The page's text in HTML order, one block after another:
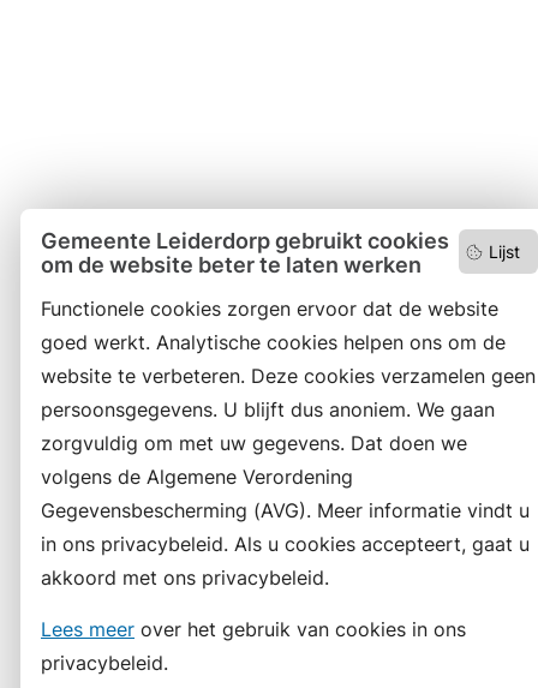
Lijst
Gemeente Leiderdorp gebruikt cookies
om de website beter te laten werken
Functionele cookies zorgen ervoor dat de website
goed werkt. Analytische cookies helpen ons om de
website te verbeteren. Deze cookies verzamelen geen
persoonsgegevens. U blijft dus anoniem. We gaan
zorgvuldig om met uw gegevens. Dat doen we
volgens de Algemene Verordening
Gegevensbescherming (AVG). Meer informatie vindt u
in ons privacybeleid. Als u cookies accepteert, gaat u
akkoord met ons privacybeleid.
Lees meer over het gebruik van cookies in ons
privacybeleid.